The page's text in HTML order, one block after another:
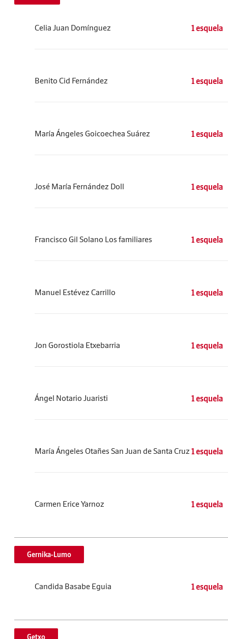
Celia Juan Domínguez 1 esquela
Benito Cid Fernández 1 esquela
María Ángeles Goicoechea Suárez 1 esquela
José María Fernández Doll 1 esquela
Francisco Gil Solano Los familiares 1 esquela
Manuel Estévez Carrillo 1 esquela
Jon Gorostiola Etxebarria 1 esquela
Ángel Notario Juaristi 1 esquela
María Ángeles Otañes San Juan de Santa Cruz 1 esquela
Carmen Erice Yarnoz 1 esquela
Gernika-Lumo
Candida Basabe Eguia 1 esquela
Getxo